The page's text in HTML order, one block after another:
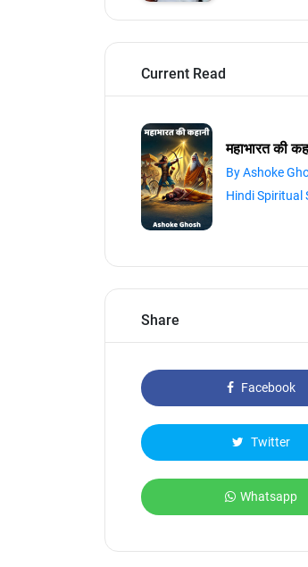
Current Read
महाभारत की
By Ashoke
Hindi Spiritual
Share
Facebook
Twitter
Whatsapp